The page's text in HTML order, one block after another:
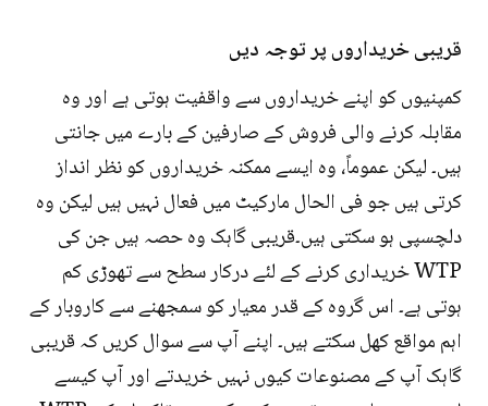
قریبی خریداروں پر توجہ دیں
کمپنیوں کو اپنے خریداروں سے واقفیت ہوتی ہے اور وہ
مقابلہ کرنے والی فروش کے صارفین کے بارے میں جانتی
ہیں۔ لیکن عموماً، وہ ایسے ممکنہ خریداروں کو نظر انداز
کرتی ہیں جو فی الحال مارکیٹ میں فعال نہیں ہیں لیکن وہ
دلچسپی ہو سکتی ہیں۔قریبی گاہک وہ حصہ ہیں جن کی
WTP خریداری کرنے کے لئے درکار سطح سے تھوڑی کم
ہوتی ہے۔ اس گروہ کے قدر معیار کو سمجھنے سے کاروبار کے
اہم مواقع کھل سکتے ہیں۔ اپنے آپ سے سوال کریں کہ قریبی
گاہک آپ کے مصنوعات کیوں نہیں خریدتے اور آپ کیسے